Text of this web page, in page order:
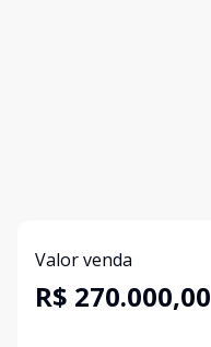
Valor venda
R$ 270.000,00